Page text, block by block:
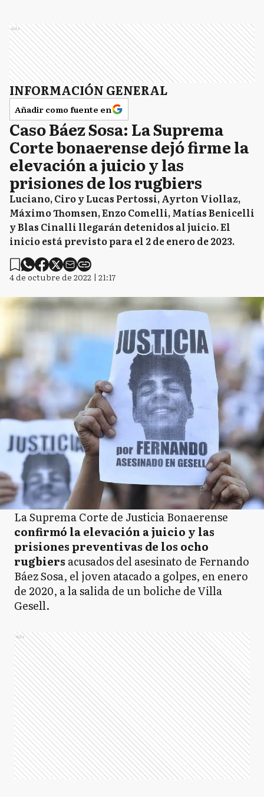
Ads
INFORMACIÓN GENERAL
Añadir como fuente en
Caso Báez Sosa: La Suprema
Corte bonaerense dejó firme la
elevación a juicio y las
prisiones de los rugbiers
Luciano, Ciro y Lucas Pertossi, Ayrton Viollaz,
Máximo Thomsen, Enzo Comelli, Matías Benicelli
y Blas Cinalli llegarán detenidos al juicio. El
inicio está previsto para el 2 de enero de 2023.
4 de octubre de 2022 | 21:17
La Suprema Corte de Justicia Bonaerense
confirmó la elevación a juicio y las
prisiones preventivas de los ocho
rugbiers acusados del asesinato de Fernando
Báez Sosa, el joven atacado a golpes, en enero
de 2020, a la salida de un boliche de Villa
Gesell.
Ads